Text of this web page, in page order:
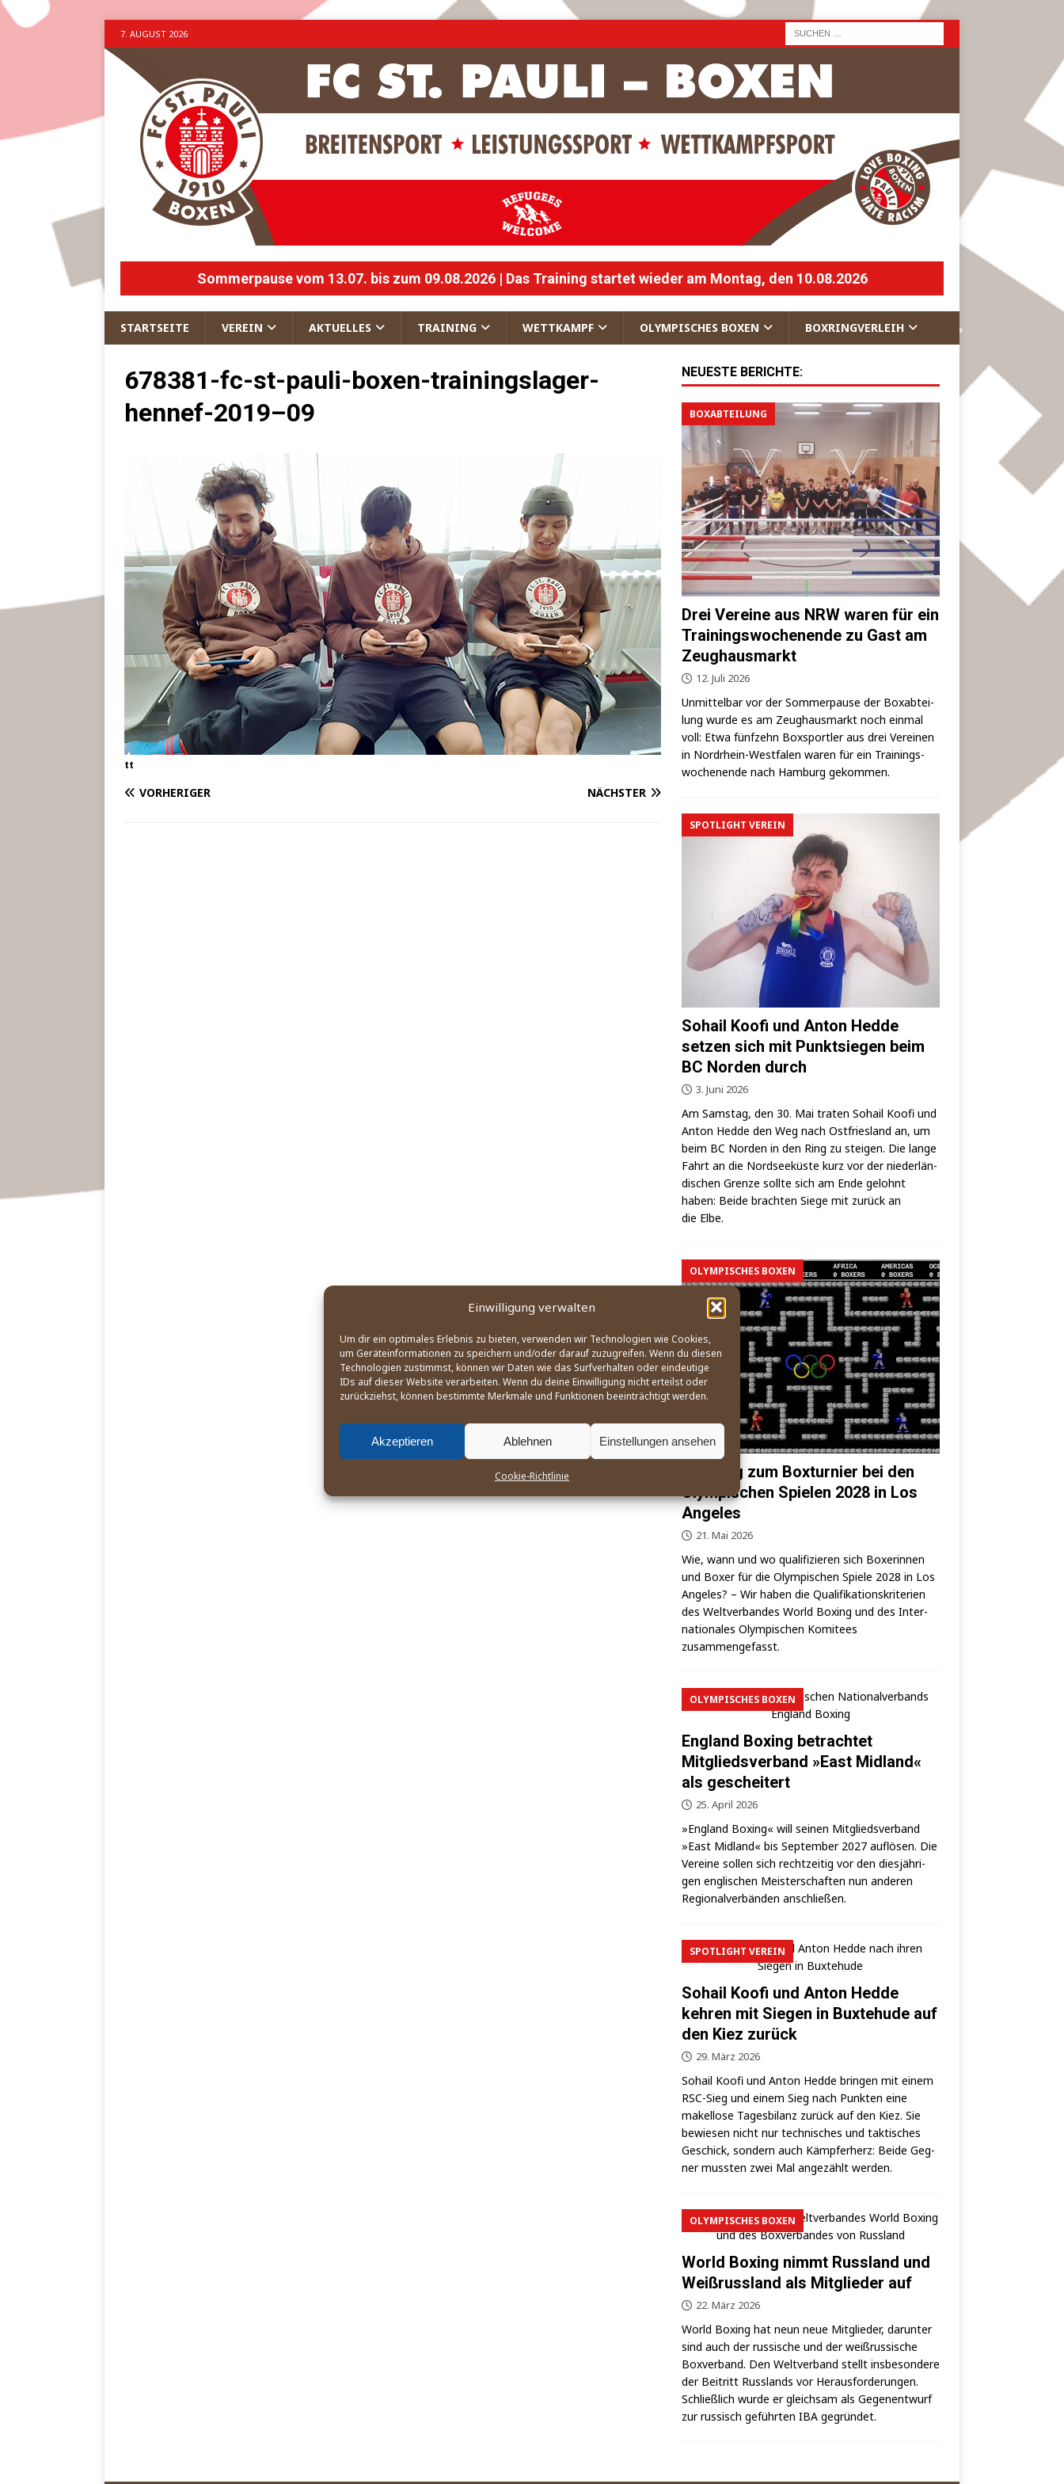
Einwilligung verwalten
Um dir ein optimales Erlebnis zu bieten, verwenden wir Technologien wie Cookies,
um Geräteinformationen zu speichern und/oder darauf zuzugreifen. Wenn du diesen
Technologien zustimmst, können wir Daten wie das Surfverhalten oder eindeutige
IDs auf dieser Website verarbeiten. Wenn du deine Einwilligung nicht erteilst oder
zurückziehst, können bestimmte Merkmale und Funktionen beeinträchtigt werden.
Akzeptieren Ablehnen Einstellungen ansehen
Cookie-Richtlinie
7. AUGUST 2026
Sommerpause vom 13.07. bis zum 09.08.2026 | Das Training startet wieder am Montag, den 10.08.2026
STARTSEITE VEREIN AKTUELLES TRAINING WETTKAMPF OLYMPISCHES BOXEN BOXRINGVERLEIH
678381-fc-st-pauli-boxen-trainingslager-
hennef-2019–09
tt
VORHERIGER NÄCHSTER
NEUESTE BERICHTE:
BOXABTEILUNG
Drei Vereine aus NRW waren für ein
Trainingswochenende zu Gast am
Zeughausmarkt
12. Juli 2026
Unmit­tel­bar vor der Som­mer­pau­se der Box­ab­tei­
lung wur­de es am Zeug­haus­markt noch ein­mal
voll: Etwa fünf­zehn Box­sport­ler aus drei Ver­ei­nen
in Nord­rhein-West­fa­len waren für ein Trai­nings­
wo­chen­en­de nach Ham­burg gekommen.
SPOTLIGHT VEREIN
Sohail Koofi und Anton Hedde
setzen sich mit Punktsiegen beim
BC Norden durch
3. Juni 2026
Am Sams­tag, den 30. Mai tra­ten Sohail Koo­fi und
Anton Hed­de den Weg nach Ost­fries­land an, um
beim BC Nor­den in den Ring zu stei­gen. Die lan­ge
Fahrt an die Nord­see­küs­te kurz vor der nie­der­län­
di­schen Gren­ze soll­te sich am Ende gelohnt
haben: Bei­de brach­ten Sie­ge mit zurück an
die Elbe.
OLYMPISCHES BOXEN
Der Weg zum Boxturnier bei den
Olympischen Spielen 2028 in Los
Angeles
21. Mai 2026
Wie, wann und wo qua­li­fi­zie­ren sich Boxe­rin­nen
und Boxer für die Olym­pi­schen Spie­le 2028 in Los
Ange­les? – Wir haben die Qua­li­fi­ka­ti­ons­kri­te­ri­en
des Welt­ver­ban­des World Boxing und des Inter­
na­tio­na­les Olym­pi­schen Komi­tees
zusammengefasst.
OLYMPISCHES BOXEN
England Boxing betrachtet
Mitgliedsverband »East Midland«
als gescheitert
25. April 2026
»Eng­land Boxing« will sei­nen Mit­glieds­ver­band
»East Mid­land« bis Sep­tem­ber 2027 auf­lö­sen. Die
Ver­ei­ne sol­len sich recht­zei­tig vor den dies­jäh­ri­
gen eng­li­schen Meis­ter­schaf­ten nun ande­ren
Regio­nal­ver­bän­den anschließen.
SPOTLIGHT VEREIN
Sohail Koofi und Anton Hedde
kehren mit Siegen in Buxtehude auf
den Kiez zurück
29. März 2026
Sohail Koo­fi und Anton Hed­de brin­gen mit einem
RSC-Sieg und einem Sieg nach Punk­ten eine
makel­lo­se Tages­bi­lanz zurück auf den Kiez. Sie
bewie­sen nicht nur tech­ni­sches und tak­ti­sches
Geschick, son­dern auch Kämp­fer­herz: Bei­de Geg­
ner muss­ten zwei Mal ange­zählt werden.
OLYMPISCHES BOXEN
World Boxing nimmt Russland und
Weißrussland als Mitglieder auf
22. März 2026
World Boxing hat neun neue Mit­glie­der, dar­un­ter
sind auch der rus­si­sche und der weiß­rus­si­sche
Box­ver­band. Den Welt­ver­band stellt ins­be­son­de­re
der Bei­tritt Russ­lands vor Her­aus­for­de­run­gen.
Schließ­lich wur­de er gleich­sam als Gegen­ent­wurf
zur rus­sisch geführ­ten IBA gegründet.